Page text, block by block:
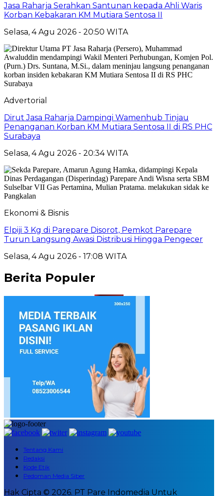
Jasa Raharja Serahkan Santunan kepada Ahli Waris
Korban Kebakaran KM Mutiara Sentosa II
Selasa, 4 Agu 2026 - 20:50 WITA
Advertorial
Dirut Jasa Raharja Dampingi Wamenhub Tinjau
Penanganan Korban KM Mutiara Sentosa II di RS PHC
Surabaya
Selasa, 4 Agu 2026 - 20:34 WITA
Ekonomi & Bisnis
Elpiji 3 Kg di Parepare Disorot, Pemkot Parepare
Turun Langsung Awasi Distribusi Hingga Pengecer
Selasa, 4 Agu 2026 - 17:08 WITA
Berita Populer
Tentang Kami
Redaksi
Kode Etik
Pedoman Media Siber
Hak Cipta © 2026. PT Pare Indomedia Untuk